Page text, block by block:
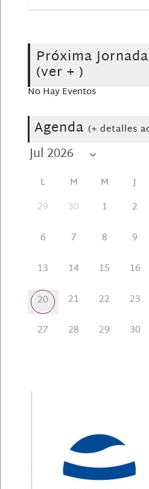
Próxima
(ver + )
No Hay Eventos
Agenda (+ detalles
L M M J
29 30 1 2
6
7 8 9
13
14 15 16
20
21 22 23
27
28 29 30